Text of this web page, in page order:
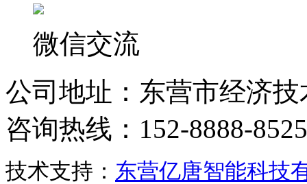
微信交流
公司地址：东营市经济
咨询热线：152-8888-8525
技术支持： 东营亿唐智能科技